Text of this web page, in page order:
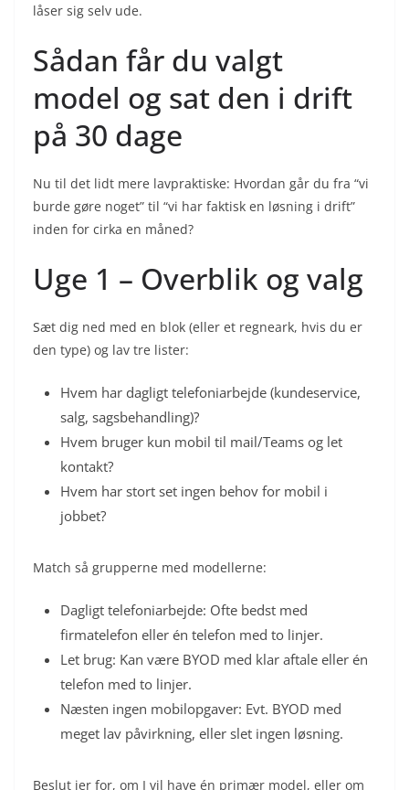
låser sig selv ude.
Sådan får du valgt
model og sat den i drift
på 30 dage
Nu til det lidt mere lavpraktiske: Hvordan går du fra “vi
burde gøre noget” til “vi har faktisk en løsning i drift”
inden for cirka en måned?
Uge 1 – Overblik og valg
Sæt dig ned med en blok (eller et regneark, hvis du er
den type) og lav tre lister:
Hvem har dagligt telefoniarbejde (kundeservice,
salg, sagsbehandling)?
Hvem bruger kun mobil til mail/Teams og let
kontakt?
Hvem har stort set ingen behov for mobil i
jobbet?
Match så grupperne med modellerne:
Dagligt telefoniarbejde: Ofte bedst med
firmatelefon eller én telefon med to linjer.
Let brug: Kan være BYOD med klar aftale eller én
telefon med to linjer.
Næsten ingen mobilopgaver: Evt. BYOD med
meget lav påvirkning, eller slet ingen løsning.
Beslut jer for, om I vil have én primær model, eller om